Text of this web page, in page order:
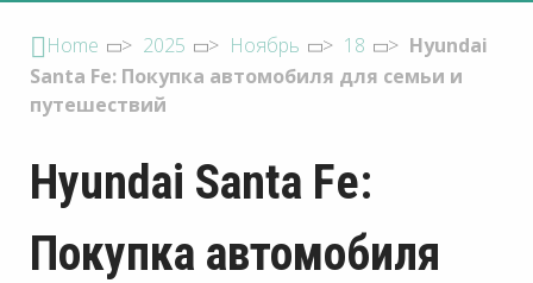
Home > 2025 > Ноябрь > 18 > Hyundai
Santa Fe: Покупка автомобиля для семьи и
путешествий
Hyundai Santa Fe:
Покупка автомобиля